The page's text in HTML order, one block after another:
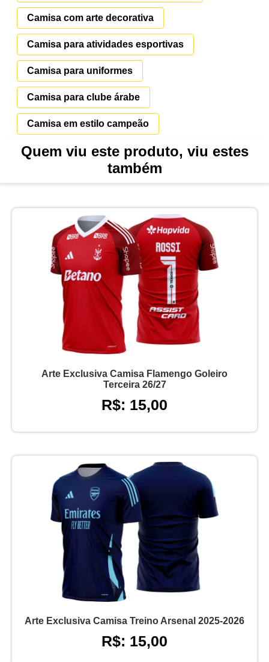
Camisa com arte decorativa
Camisa para atividades esportivas
Camisa para uniformes
Camisa para clube árabe
Camisa em estilo campeão
Quem viu este produto, viu estes
também
Arte Exclusiva Camisa Flamengo Goleiro
Terceira 26/27
R$: 15,00
Arte Exclusiva Camisa Treino Arsenal 2025-2026
R$: 15,00